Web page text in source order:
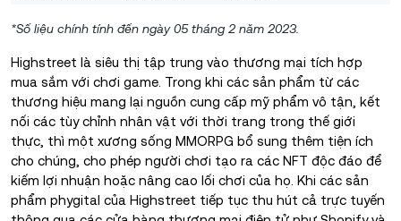
*Số liệu chính tính đến ngày 05 tháng 2 năm 2023.
Highstreet là siêu thị tập trung vào thương mại tích hợp
mua sắm với chơi game. Trong khi các sản phẩm từ các
thương hiệu mang lại nguồn cung cấp mỹ phẩm vô tận, kết
nối các tùy chỉnh nhân vật với thời trang trong thế giới
thực, thì một xương sống MMORPG bổ sung thêm tiện ích
cho chúng, cho phép người chơi tạo ra các NFT độc đáo để
kiếm lợi nhuận hoặc nâng cao lối chơi của họ. Khi các sản
phẩm phygital của Highstreet tiếp tục thu hút cả trực tuyến